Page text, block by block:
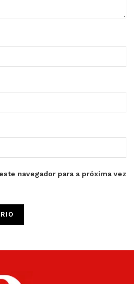
navegador para a próxima vez